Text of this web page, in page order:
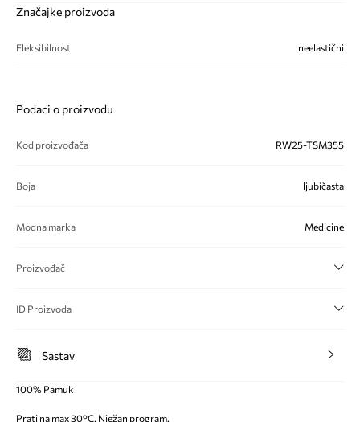
Značajke proizvoda
Fleksibilnost neelastični
Podaci o proizvodu
Kod proizvođača RW25-TSM355
Boja ljubičasta
Modna marka Medicine
Proizvođač
ID Proizvoda
Sastav
100% Pamuk
Prati na max 30°C. Nježan program.